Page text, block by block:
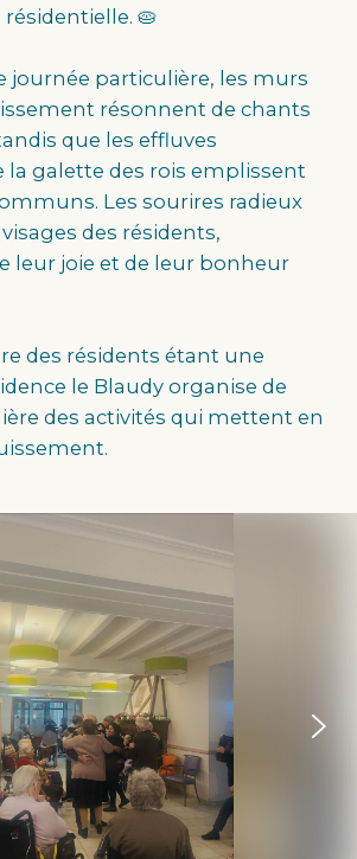
🥧
journée particulière, les murs
résonnent de chants
que les effluves
la galette des rois emplissent
Les sourires radieux
des résidents,
leur joie et de leur bonheur
des résidents étant une
le Blaudy organise de
des activités qui mettent en